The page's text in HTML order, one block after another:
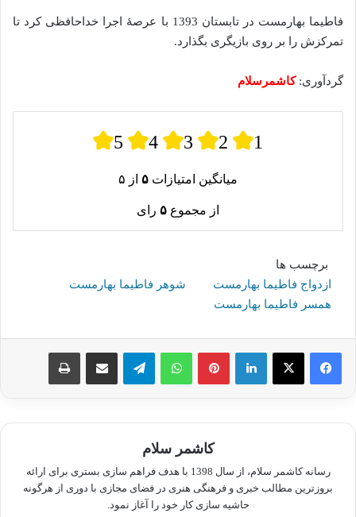
فاطیما بهارمست در تابستان 1393 با عرصهٔ اجرا خداحافظی کرد تا
تمرکزش را بر روی بازیگری بگذارد.
گردآوری:کاشمرسلام
5 4 3 2 1
میانگین امتیازات ۵ از ۵
از مجموع ۵ رای
برچسب ها
ازدواج فاطیما بهارمست
شوهر فاطیما بهارمست
همسر فاطیما بهارمست
لینکدین پینترستواتس آپ تلگرام اشتراک گذاری از طریق ایمیل چاپ
کاشمر سلام
رسانه کاشمر سلام، از سال 1398 با هدف فراهم سازی بستری برای ارائه
بروزترین مطالب خبری و فرهنگی هنری در فضای مجازی با دوری از هرگونه
حاشیه سازی کار خود را آغاز نمود.